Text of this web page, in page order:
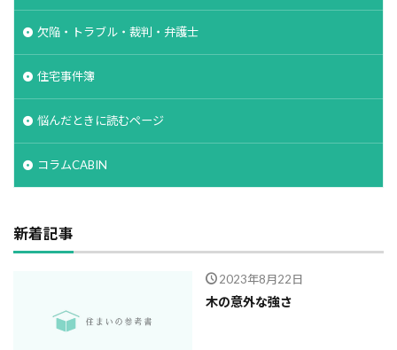
欠陥・トラブル・裁判・弁護士
住宅事件簿
悩んだときに読むページ
コラムCABIN
新着記事
2023年8月22日
木の意外な強さ